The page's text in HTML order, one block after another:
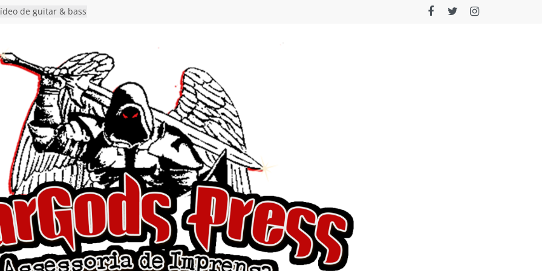
de guitar & bass
Autoral” e
do novo single
hiato de uma
lançamento do EP
I Begin”
o single “Keep
Alive!” e detalha
novo álbum
detalha a
Rig” definitivo
Hell’s Heroes